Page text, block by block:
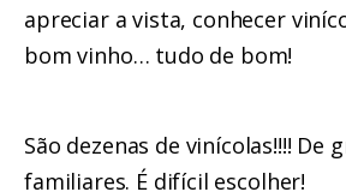
apreciar a vista, conhecer
bom vinho… tudo de bom!
São dezenas de vinícolas!!!! De
familiares. É difícil escolher!